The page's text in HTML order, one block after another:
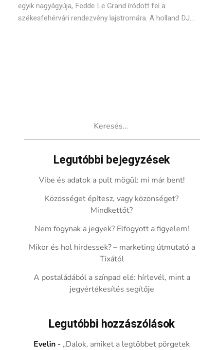
egyik nagyágyúja, Fedde Le Grand íródott fel a
székesfehérvári rendezvény lajstromára. A holland DJ...
Legutóbbi bejegyzések
Vibe és adatok a pult mögül: mi már bent!
Közösséget építesz, vagy közönséget?
Mindkettőt?
Nem fogynak a jegyek? Elfogyott a figyelem!
Mikor és hol hirdessek? – marketing útmutató a
Tixától
A postaládából a színpad elé: hírlevél, mint a
jegyértékesítés segítője
Legutóbbi hozzászólások
Evelin - „Dalok, amiket a legtöbbet pörgetek